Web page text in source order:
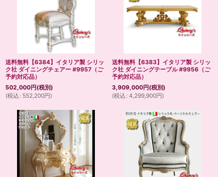
送料無料【6384】イタリア製 シリッ
ク社 ダイニングチェアー #9957（ご
予約対応品）
502,000円(税別)
(税込 : 552,200円)
送料無料【6383】イタリア製 シリッ
ク社 ダイニングテーブル #9956（ご
予約対応品）
3,909,000円(税別)
(税込 : 4,299,900円)